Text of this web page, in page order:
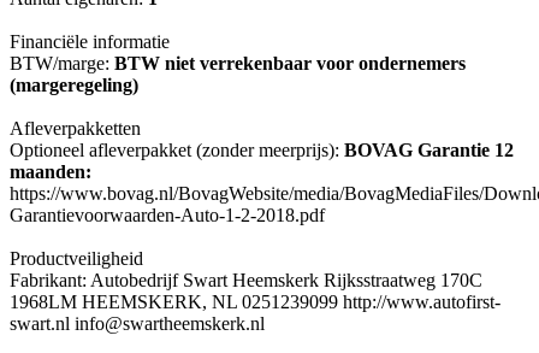
Financiële informatie
BTW/marge: BTW niet verrekenbaar voor ondernemers
(margeregeling)
Afleverpakketten
Optioneel afleverpakket (zonder meerprijs): BOVAG Garantie 12
maanden:
https://www.bovag.nl/BovagWebsite/media/BovagMediaFiles/
Garantievoorwaarden-Auto-1-2-2018.pdf
Productveiligheid
Fabrikant: Autobedrijf Swart Heemskerk Rijksstraatweg 170C
1968LM HEEMSKERK, NL 0251239099 http://www.autofirst-
swart.nl info@swartheemskerk.nl